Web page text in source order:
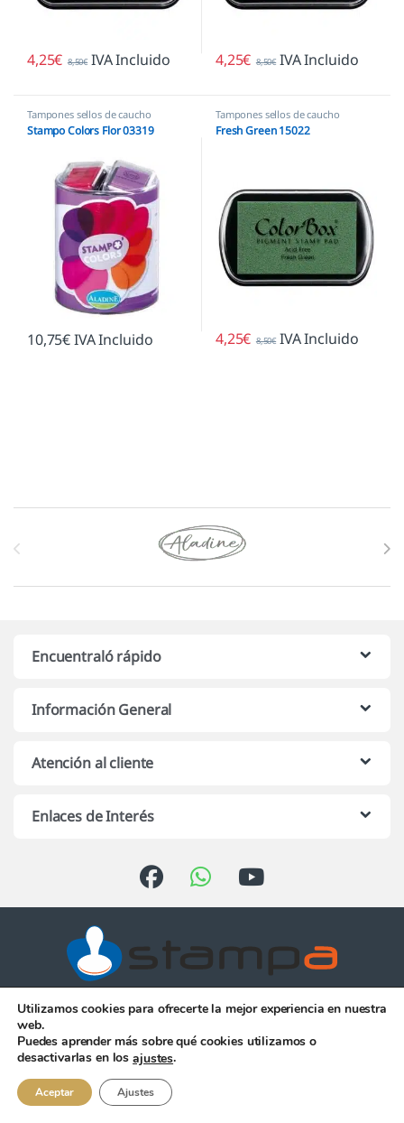
4,25€ 8,50€ IVA Incluido 4,25€ 8,50€ IVA Incluido
Tampones sellos de caucho
Stampo Colors Flor 03319
10,75€IVA Incluido
Tampones sellos de caucho
Fresh Green 15022
4,25€ 8,50€ IVA Incluido
Marcas De Carrusel
Encuentraló rápido
Información General
Atención al cliente
Enlaces de Interés
Atención telefónica de 10:00 h.
956 344 058
Utilizamos cookies para ofrecerte la mejor experiencia en nuestra
web.
Puedes aprender más sobre qué cookies utilizamos o
desactivarlas en losajustes.
Aceptar Ajustes